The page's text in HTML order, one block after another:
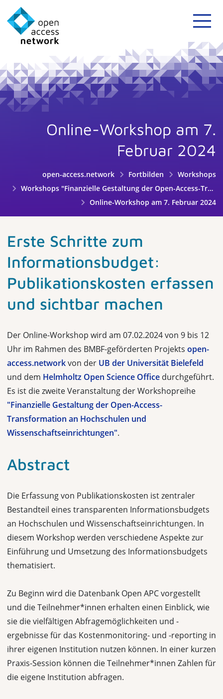
Online-Workshop am 7.
Februar 2024
open-access.network Fortbilden
Workshops
Workshops "Finanzielle Gestaltung der Open-Access-Transformation an Hochschulen und Wissenschaftseinrichtungen"
Online-Workshop am 7. Februar 2024
Erste Schritte zum
Informationsbudget:
Publikationskosten erfassen
und sichtbar machen
Der Online-Workshop wird am 07.02.2024 von 9 bis 12
Uhr im Rahmen des BMBF-geförderten Projekts open-
access.networkvon der UB der Universität Bielefeld
und dem Helmholtz Open Science Office durchgeführt.
Es ist die zweite Veranstaltung der Workshopreihe
"Finanzielle Gestaltung der Open-Access-
Transformation an Hochschulen und
Wissenschaftseinrichtungen".
Abstract
Die Erfassung von Publikationskosten ist zentraler
Bestandteil eines transparenten Informationsbudgets
an Hochschulen und Wissenschaftseinrichtungen. In
diesem Workshop werden verschiedene Aspekte zur
Einführung und Umsetzung des Informationsbudgets
thematisiert.
Zu Beginn wird die Datenbank Open APC vorgestellt
und die Teilnehmer*innen erhalten einen Einblick, wie
sie die vielfältigen Abfragemöglichkeiten und -
ergebnisse für das Kostenmonitoring- und -reporting in
ihrer eigenen Institution nutzen können. In einer kurzen
Praxis-Session können die Teilnehmer*innen Zahlen für
die eigene Institution abfragen.